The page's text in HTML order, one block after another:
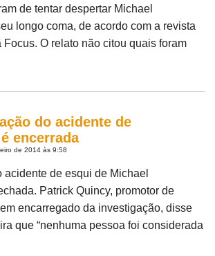
de tentar despertar Michael
longo coma, de acordo com a revista
O relato não citou quais foram
do acidente de
encerrada
de 2014 às 9:58
acidente de esqui de Michael
Patrick Quincy, promotor de
encarregado da investigação, disse
que “nenhuma pessoa foi considerada